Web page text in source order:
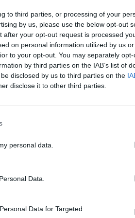
to third parties, or processing of your
by us, please use the below opt-out
after your opt-out request is processed
on personal information utilized by us
to your opt-out. You may separately
by third parties on the IAB’s list of
disclosed by us to third parties on the
disclose it to other third parties.
personal data.
Data.
Data for Targeted
(©LaPresse)
Norvegia, ha parlato
prima della gara